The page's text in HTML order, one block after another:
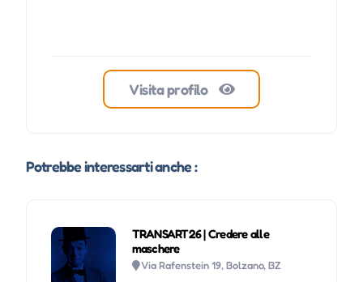
Visita profilo
Potrebbe interessarti anche :
TRANSART26 | Credere alle
maschere
Via Rafenstein 19, Bolzano, BZ